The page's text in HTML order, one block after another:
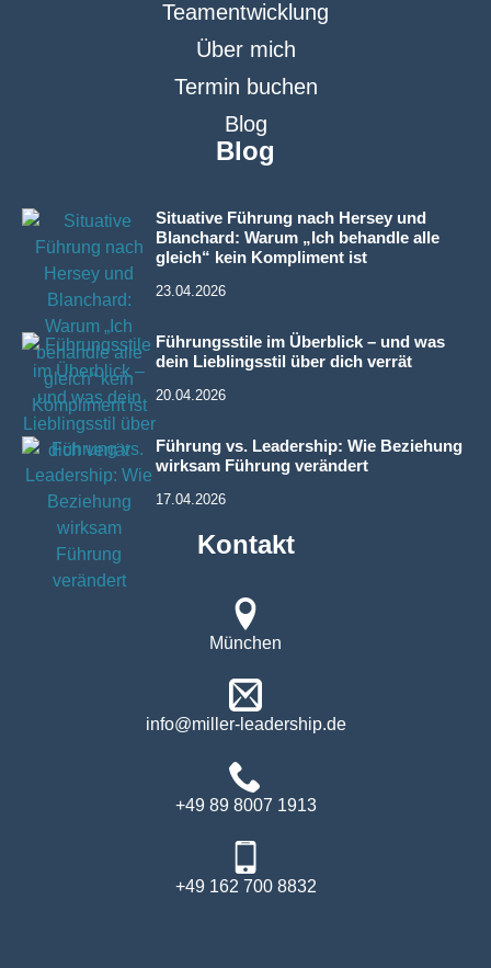
Teamentwicklung
Über mich
Termin buchen
Blog
Blog
Situative Führung nach Hersey und
Blanchard: Warum „Ich behandle alle
gleich“ kein Kompliment ist
23.04.2026
Führungsstile im Überblick – und was
dein Lieblingsstil über dich verrät
20.04.2026
Führung vs. Leadership: Wie Beziehung
wirksam Führung verändert
17.04.2026
Kontakt
München
info@miller-leadership.de
+49 89 8007 1913
+49 162 700 8832